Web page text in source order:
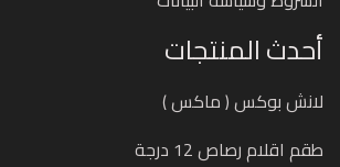
أحدث المنتجات
لانش بوكس ( ماكس )
طقم اقلام رصاص 12 درجة